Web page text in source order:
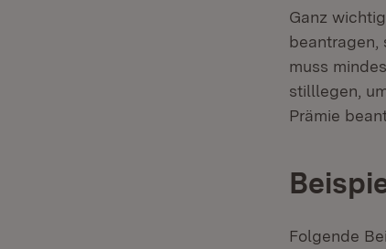
Ganz
beantragen,
muss
stilllegen,
Prämie
Folgende